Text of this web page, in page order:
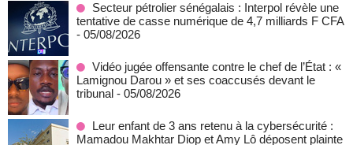
Secteur pétrolier sénégalais : Interpol révèle une
tentative de casse numérique de 4,7 milliards F CFA
- 05/08/2026
Vidéo jugée offensante contre le chef de l’État : «
Lamignou Darou » et ses coaccusés devant le
tribunal - 05/08/2026
Leur enfant de 3 ans retenu à la cybersécurité :
Mamadou Makhtar Diop et Amy Lô déposent plainte